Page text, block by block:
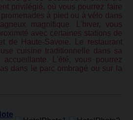
privilégié, où vous pourrez faire
à pied ou à vélo dans
magnifique. L'hiver, vous
avec certaines stations de
de Haute-Savoie. Le restaurant
cuisine traditionnelle dans sa
L'été, vous pourrez
dans le parc ombragé ou sur la